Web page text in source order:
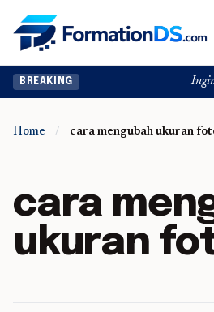
BREAKING Ingin
Home / cara mengubah ukuran
cara
ukuran